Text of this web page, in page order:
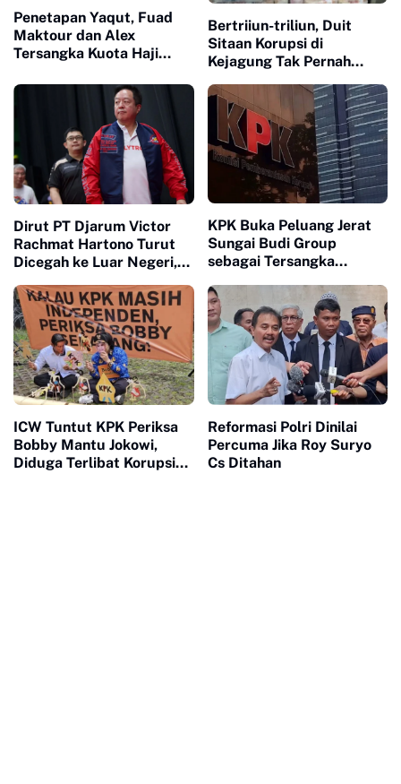
Penetapan Yaqut, Fuad
Maktour dan Alex
Tersangka Kuota Haji
Kata KPK
Bertriiun-triliun, Duit
Sitaan Korupsi di
Kejagung Tak Pernah
Dirut PT Djarum Victor
Rachmat Hartono Turut
Dicegah ke Luar Negeri,
KPK Buka Peluang Jerat
Sungai Budi Group
sebagai Tersangka
ICW Tuntut KPK Periksa
Bobby Mantu Jokowi,
Diduga Terlibat Korupsi
Reformasi Polri Dinilai
Percuma Jika Roy Suryo
Cs Ditahan